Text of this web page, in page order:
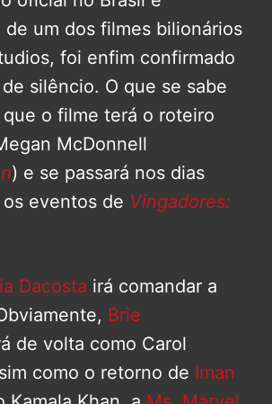
de um dos filmes bilionários
foi enfim confirmado
silêncio. O que se sabe
o filme terá o roteiro
McDonnell
) e se passará nos dias
eventos de Vingadores:
Dacosta irá comandar a
Brie
de volta como Carol
como o retorno de Iman